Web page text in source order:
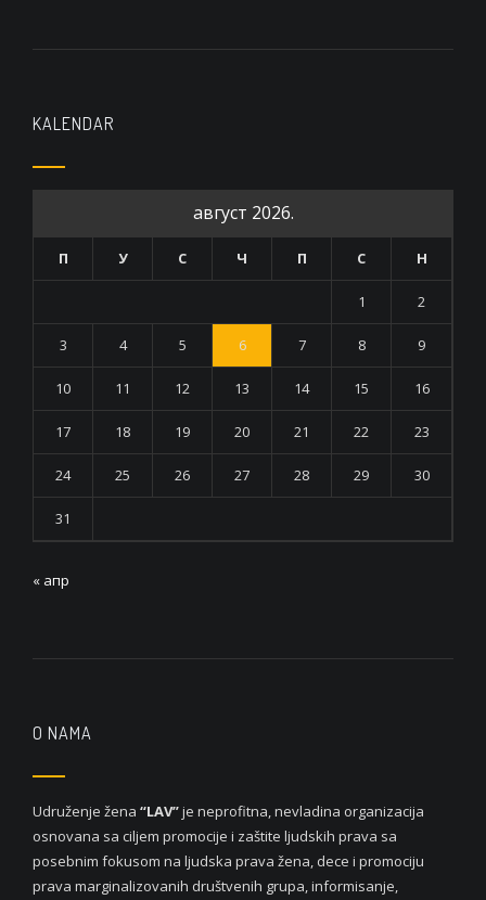
KALENDAR
август 2026.
П У С Ч П С Н
1 2
3 4 5 6 7 8 9
10 11 12 13 14 15 16
17 18 19 20 21 22 23
24 25 26 27 28 29 30
31
« апр
O NAMA
Udruženje žena “LAV”je neprofitna, nevladina organizacija
osnovana sa ciljem promocije i zaštite ljudskih prava sa
posebnim fokusom na ljudska prava žena, dece i promociju
prava marginalizovanih društvenih grupa, informisanje,